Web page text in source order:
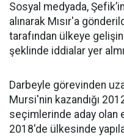
Sosyal medyada,
alınarak Mısır'a
tarafından ülkeye
şeklinde iddialar yer
Darbeyle görevinden
Mursi'nin kazandığı
seçimlerinde aday olan
2018'de ülkesinde